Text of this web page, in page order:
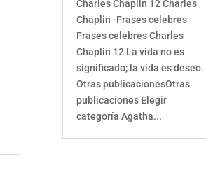
Charles Chaplin 12 Charles
Chaplin -Frases celebres
Frases celebres Charles
Chaplin 12 La vida no es
significado; la vida es deseo.
Otras publicacionesOtras
publicaciones Elegir
categoría Agatha...